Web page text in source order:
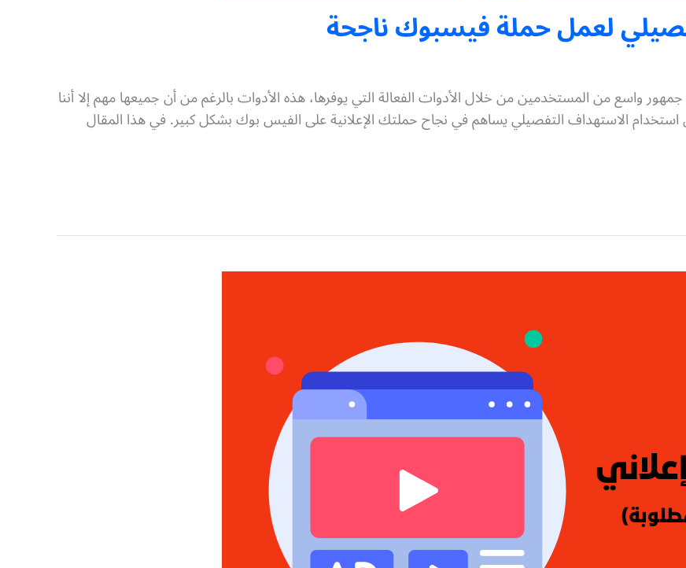
لعمل حملة فيسبوك ناجحة
واسع من المستخدمين من خلال الأدوات الفعالة التي يوفرها، هذه الأدوات بالرغم من أن جميعها مهم إلا أننا
استخدام الاستهداف التفصيلي يساهم في نجاح حملتك الإعلانية على الفيس بوك بشكل كبير. في هذا المقال